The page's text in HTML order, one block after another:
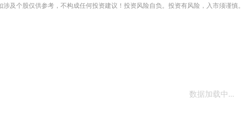
涉及个股仅供参考，不构成任何投资建议！投资风险自负。投资有风险，入市须谨慎。
数据加载中...